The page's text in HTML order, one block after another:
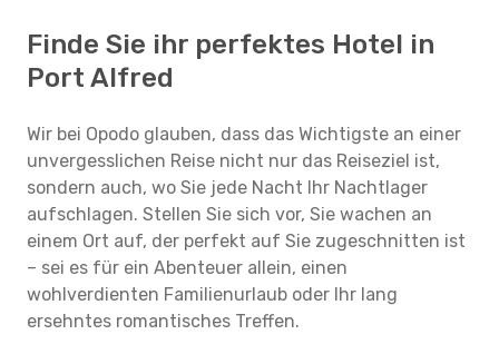
Finde Sie ihr perfektes Hotel in
Port Alfred
Wir bei Opodo glauben, dass das Wichtigste an einer
unvergesslichen Reise nicht nur das Reiseziel ist,
sondern auch, wo Sie jede Nacht Ihr Nachtlager
aufschlagen. Stellen Sie sich vor, Sie wachen an
einem Ort auf, der perfekt auf Sie zugeschnitten ist
– sei es für ein Abenteuer allein, einen
wohlverdienten Familienurlaub oder Ihr lang
ersehntes romantisches Treffen.